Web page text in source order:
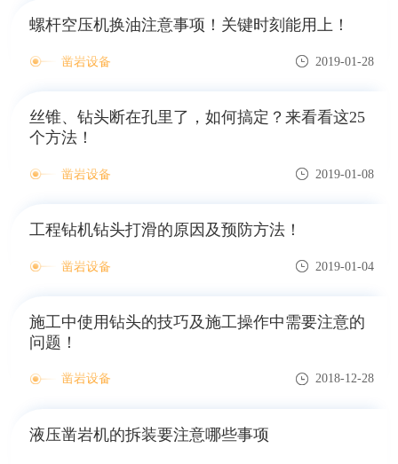
螺杆空压机换油注意事项！关键时刻能用上！
凿岩设备 2019-01-28
丝锥、钻头断在孔里了，如何搞定？来看看这25
个方法！
凿岩设备 2019-01-08
工程钻机钻头打滑的原因及预防方法！
凿岩设备 2019-01-04
施工中使用钻头的技巧及施工操作中需要注意的
问题！
凿岩设备 2018-12-28
液压凿岩机的拆装要注意哪些事项